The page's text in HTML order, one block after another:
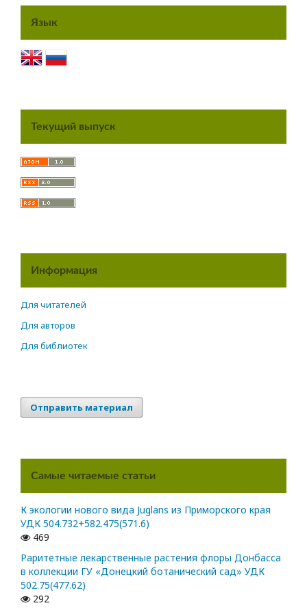
Язык
Текущий выпуск
Информация
Для читателей
Для авторов
Для библиотек
Отправить материал
Самые читаемые статьи
К экологии нового вида Juglans из Приморского края
УДК 504.732+582.475(571.6)
469
Раритетные лекарственные растения флоры Донбасса
в коллекции ГУ «Донецкий ботанический сад» УДК
502.75(477.62)
292